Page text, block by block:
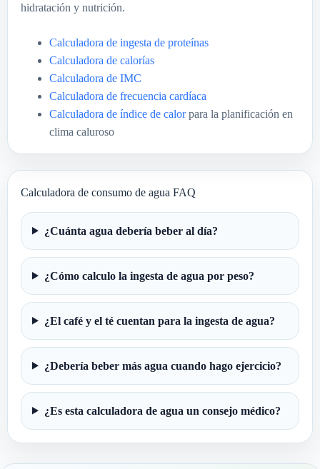
hidratación y nutrición.
Calculadora de ingesta de proteínas
Calculadora de calorías
Calculadora de IMC
Calculadora de frecuencia cardíaca
Calculadora de índice de calorpara la planificación en
clima caluroso
Calculadora de consumo de agua FAQ
¿Cuánta agua debería beber al día?
¿Cómo calculo la ingesta de agua por peso?
¿El café y el té cuentan para la ingesta de agua?
¿Debería beber más agua cuando hago ejercicio?
¿Es esta calculadora de agua un consejo médico?